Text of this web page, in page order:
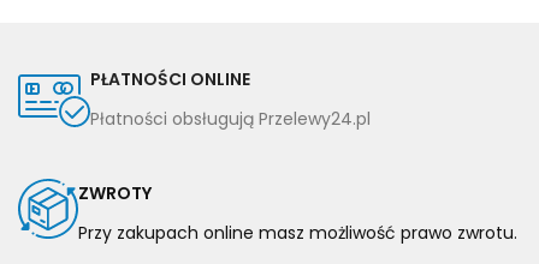
PŁATNOŚCI ONLINE
Płatności obsługują Przelewy24.pl
ZWROTY
Przy zakupach online masz możliwość prawo zwrotu.